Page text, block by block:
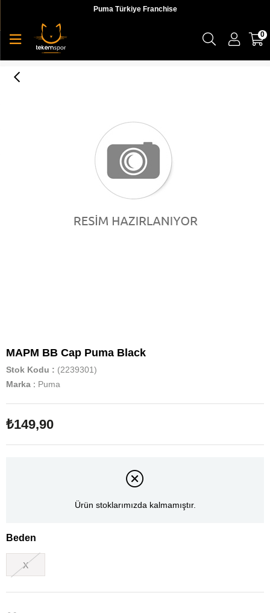
Puma Türkiye Franchise
0
MAPM BB Cap Puma Black
Stok Kodu
(2239301)
Marka : Puma
₺149,90
Ürün stoklarımızda kalmamıştır.
Beden
X